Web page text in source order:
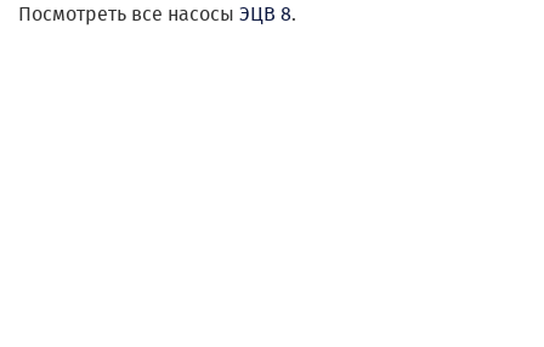
Посмотреть все насосы ЭЦВ 8.